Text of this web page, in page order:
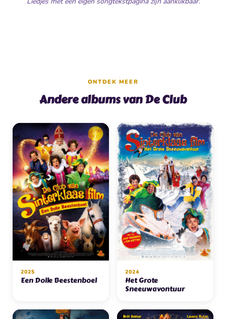
ONTDEK MEER
Andere albums van De Club
2025
Een Dolle Beestenboel
2024
Het Grote
Sneeuwavontuur